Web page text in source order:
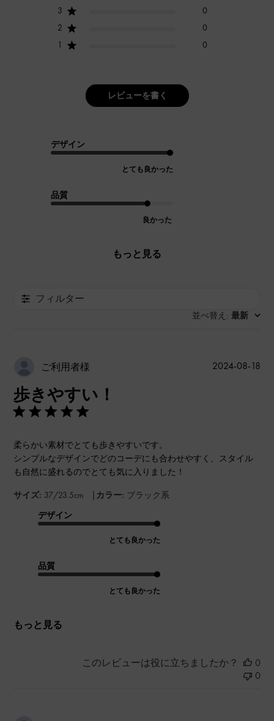
3
0
2
0
1
0
レビューを書く
デザイン
とても良かった
品質
良かった
もっと見る
フィルター
並べ替え : 最新
ご利用者様
歩きやすい！
柔らかい素材でとても歩きやすいです。
シンプルなデザインでどのコーデにも合わせやすく、スタイル
も自然に盛れるのでとても気に入りました！
サイズ: 37/23.5cm | カラー: ブラック系
デザイン
とても良かった
品質
とても良かった
もっと見る
公
2024-08-18
このレビューは役に立ちましたか？
0
0